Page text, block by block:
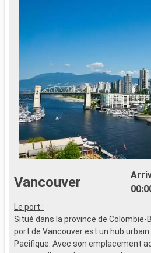
Vancouver
Le port :
Situé dans la province de Colombie-
port de Vancouver est un hub
Pacifique. Avec son emplacement